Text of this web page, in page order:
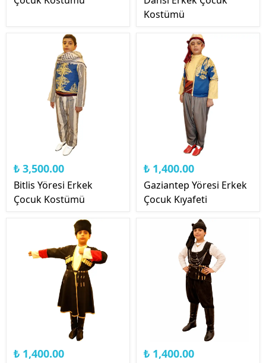
Kostümü
₺ 3,500.00
Bitlis Yöresi Erkek
Çocuk Kostümü
₺ 1,400.00
Gaziantep Yöresi Erkek
Çocuk Kıyafeti
₺ 1,400.00 ₺ 1,400.00